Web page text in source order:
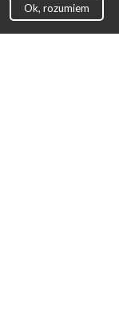
Ok, rozumiem